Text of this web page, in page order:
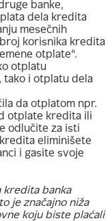
banke,
dela kredita
mesečnih
korisnika kredita
otplate“.
otplatu
tako i otplatu dela
da otplatom npr.
otplate kredita ili
odlučite za isti
eliminišete
i gasite svoje
banka
je značajno niža
koju biste plaćali